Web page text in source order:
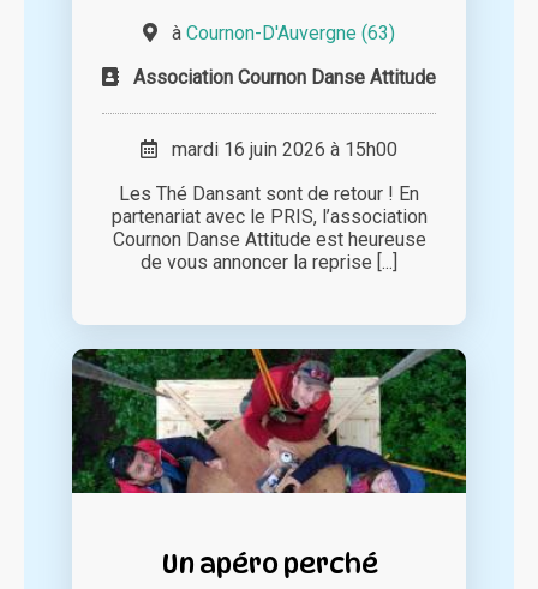
à Cournon-D'Auvergne (63)
Association Cournon Danse Attitude
mardi 16 juin 2026 à 15h00
Les Thé Dansant sont de retour ! En
partenariat avec le PRIS, l’association
Cournon Danse Attitude est heureuse
de vous annoncer la reprise [...]
Un apéro perché